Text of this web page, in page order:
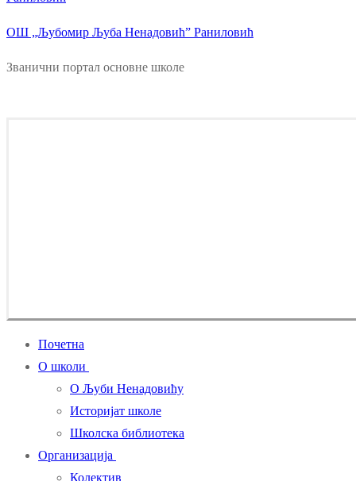
ОШ „Љубомир Љуба Ненадовић” Раниловић
Званични портал основне школе
Почетна
О школи
О Љуби Ненадовићу
Историјат школе
Школска библиотека
Организација
Колектив